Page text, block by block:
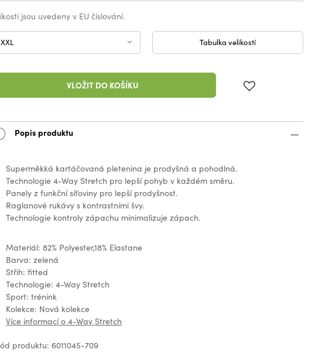
jsou uvedeny v EU číslování.
XXL Tabulka velikostí
VLOŽIT DO KOŠÍKU
Popis produktu
Superměkká kartáčovaná pletenina je prodyšná a pohodlná.
Technologie 4-Way Stretch pro lepší pohyb v každém směru.
Panely z funkční síťoviny pro lepší prodyšnost.
Raglanové rukávy s kontrastními švy.
Technologie kontroly zápachu minimalizuje zápach.
Materiál: 82% Polyester,18% Elastane
Barva: zelená
Střih: fitted
Technologie: 4-Way Stretch
Sport: trénink
Kolekce: Nová kolekce
Více informací o 4-Way Stretch
produktu: 6011045-709